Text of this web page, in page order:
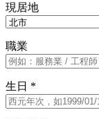
現居地
職業
生日 *